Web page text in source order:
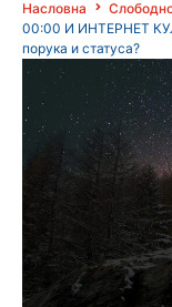
Насловна
00:00 И ИНТЕРНЕТ
порука и статусa?